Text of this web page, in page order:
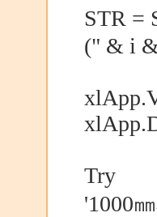
STR =
(" & i
Try
'1000